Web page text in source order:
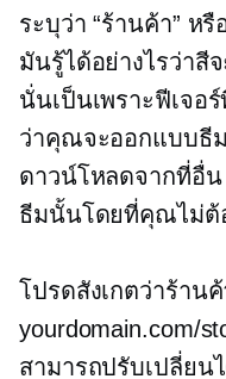
ระบุว่า “ร้านค้า” ห
มันรู้ได้อย่างไรว่าสี
นั่นเป็นเพราะฟีเจอ
ว่าคุณจะออกแบบธี
ดาวน์โหลดจากที่อื่น
ธีมนั้นโดยที่คุณไม่ต้
โปรดสังเกตว่าร้าน
yourdomain.com/
สามารถปรับเปลี่ยน